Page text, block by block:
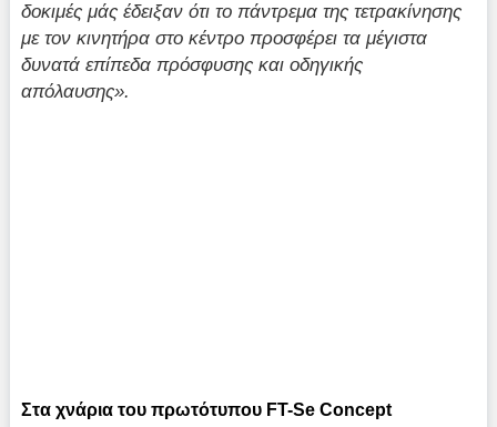
δοκιμές μάς έδειξαν ότι το πάντρεμα της τετρακίνησης
με τον κινητήρα στο κέντρο προσφέρει τα μέγιστα
δυνατά επίπεδα πρόσφυσης και οδηγικής
απόλαυσης».
Στα χνάρια του πρωτότυπου FT-Se Concept